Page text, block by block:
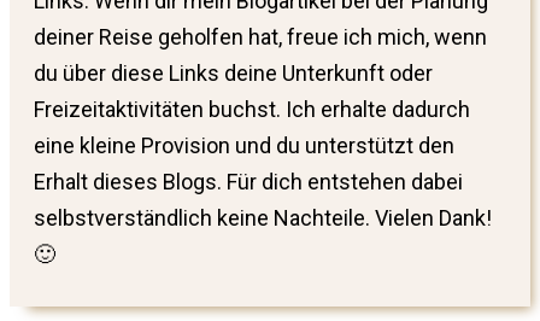
deiner Reise geholfen hat, freue ich mich, wenn
du über diese Links deine Unterkunft oder
Freizeitaktivitäten buchst. Ich erhalte dadurch
eine kleine Provision und du unterstützt den
Erhalt dieses Blogs. Für dich entstehen dabei
selbstverständlich keine Nachteile. Vielen Dank!
🙂